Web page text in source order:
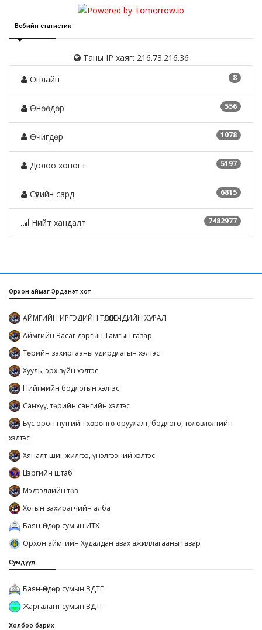
Вебийн статистик
Таны IP хаяг: 216.73.216.36
8
Онлайн
556
Өнөөдөр
1078
Өчигдөр
5197
Долоо хоногт
6815
Сүүлийн сард
7482977
Нийт хандалт
Орхон аймаг Эрдэнэт хот
АЙМГИЙН ИРГЭДИЙН ТӨЛӨӨЛӨГЧДИЙН ХУРАЛ
Аймгийн Засаг даргын Тамгын газар
Төрийн захиргааны удирдлагын хэлтэс
Хууль, эрх зүйн хэлтэс
Нийгмийн бодлогын хэлтэс
Санхүү, төрийн сангийн хэлтэс
Бүс орон нутгийн хөрөнгө оруулалт, бодлого, төлөвлөлтийн
хэлтэс
Хяналт-шинжилгээ, үнэлгээний хэлтэс
Цэргийн штаб
Мэдээллийн төв
Хотын захирагчийн алба
Баян-Өндөр сумын ИТХ
Орхон аймгийн Худалдан авах ажиллагааны газар
Сумдууд
Баян-Өндөр сумын ЗДТГ
Жаргалант сумын ЗДТГ
Холбоо барих